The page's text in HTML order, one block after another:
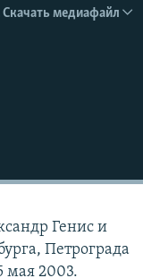
Скачать медиафайл
Генис и
Петрограда
мая 2003.